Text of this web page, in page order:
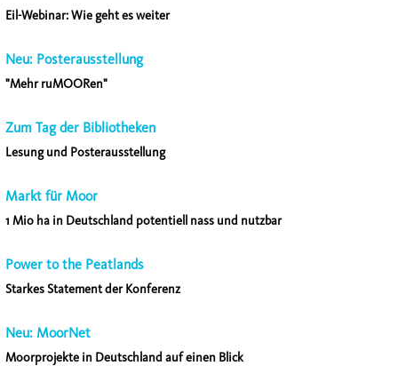
Eil-Webinar: Wie geht es weiter
Neu: Posterausstellung
"Mehr ruMOORen"
Zum Tag der Bibliotheken
Lesung und Posterausstellung
Markt für Moor
1 Mio ha in Deutschland potentiell nass und nutzbar
Power to the Peatlands
Starkes Statement der Konferenz
Neu: MoorNet
Moorprojekte in Deutschland auf einen Blick